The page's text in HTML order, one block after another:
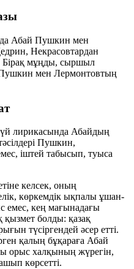
Абай Пушкин мен
Некрасовтардан
Бірақ мұңды, сыршыл
мен Лермонтовтың
лирикасында Абайдың
Пушкин,
іштей табысып, туыса
келсек, оның
көркемдік ықпалы ұшан-
емес, кең мағынадағы
болды: қазақ
түсіргендей әсер етті.
қалың бұқараға Абай
орыс халқының жүрегін,
көрсетті.